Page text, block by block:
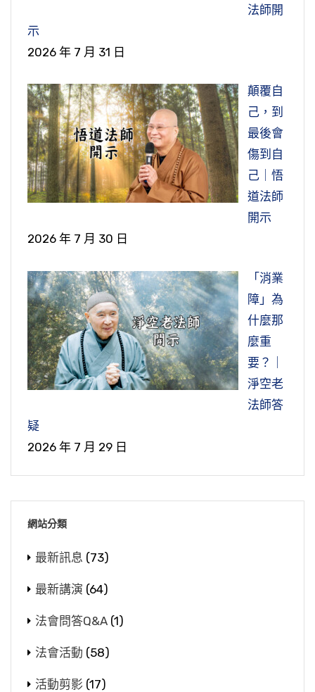
法師開
示
2026 年 7 月 31 日
顛覆自
己，到
最後會
傷到自
己｜悟
道法師
開示
2026 年 7 月 30 日
「消業
障」為
什麼那
麼重
要？｜
淨空老
法師答
疑
2026 年 7 月 29 日
網站分類
最新訊息 (73)
最新講演 (64)
法會問答Q&A (1)
法會活動 (58)
活動剪影 (17)